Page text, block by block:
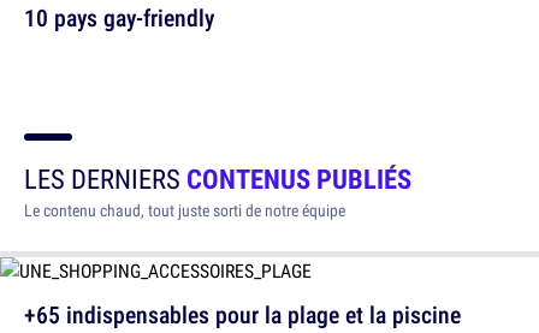
10 pays gay-friendly
LES DERNIERS CONTENUS PUBLIÉS
Le contenu chaud, tout juste sorti de notre équipe
+65 indispensables pour la plage et la piscine